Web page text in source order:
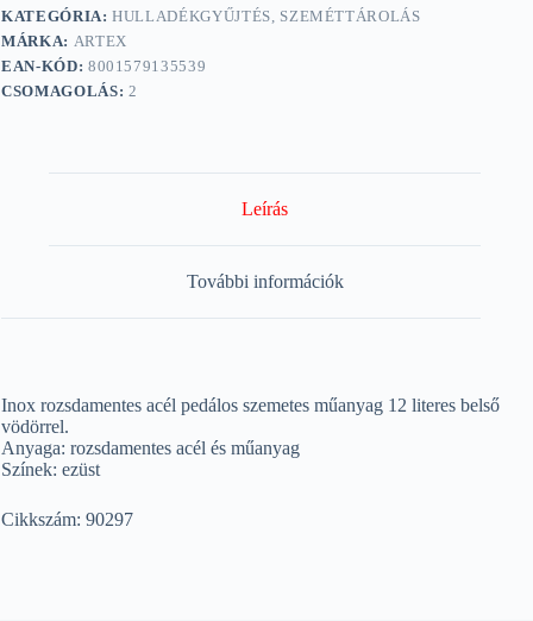
KATEGÓRIA:HULLADÉKGYŰJTÉS, SZEMÉTTÁROLÁS
MÁRKA: ARTEX
EAN-KÓD: 8001579135539
CSOMAGOLÁS: 2
Leírás
További információk
Inox rozsdamentes acél pedálos szemetes műanyag 12 literes belső
vödörrel.
Anyaga: rozsdamentes acél és műanyag
Színek: ezüst
Cikkszám: 90297